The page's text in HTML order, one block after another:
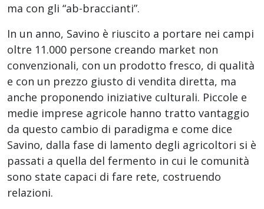
ma con gli “ab-braccianti”.
In un anno, Savino è riuscito a portare nei campi
oltre 11.000 persone creando market non
convenzionali, con un prodotto fresco, di qualità
e con un prezzo giusto di vendita diretta, ma
anche proponendo iniziative culturali. Piccole e
medie imprese agricole hanno tratto vantaggio
da questo cambio di paradigma e come dice
Savino, dalla fase di lamento degli agricoltori si è
passati a quella del fermento in cui le comunità
sono state capaci di fare rete, costruendo
relazioni.